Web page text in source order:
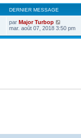
DERNIER MESSAGE
par Major Turbop
mar. août 07, 2018 3:50 pm